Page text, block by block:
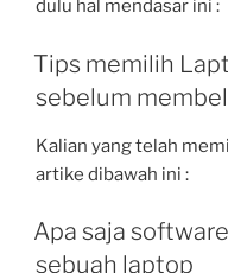
dulu hal mendasar ini :
Tips memilih
sebelum
Kalian yang telah
artike dibawah ini :
Apa saja
sebuah laptop